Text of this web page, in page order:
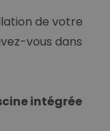
de votre
vous dans
intégrée